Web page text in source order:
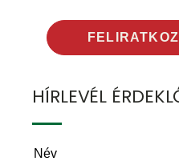
HÍRLEVÉL
Név(Kötelező)